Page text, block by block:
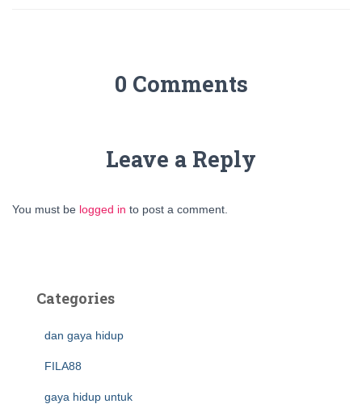
0 Comments
Leave a Reply
You must be logged in to post a comment.
Categories
dan gaya hidup
FILA88
gaya hidup untuk